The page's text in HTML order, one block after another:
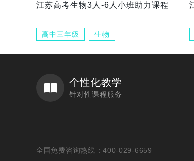
江苏高考生物3人-6人小班助力课程
高中三年级 生物
个性化教学
针对性课程服务
全国免费咨询热线：400-029-6659